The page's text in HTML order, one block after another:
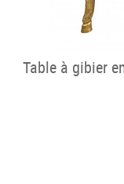
Table à gibier